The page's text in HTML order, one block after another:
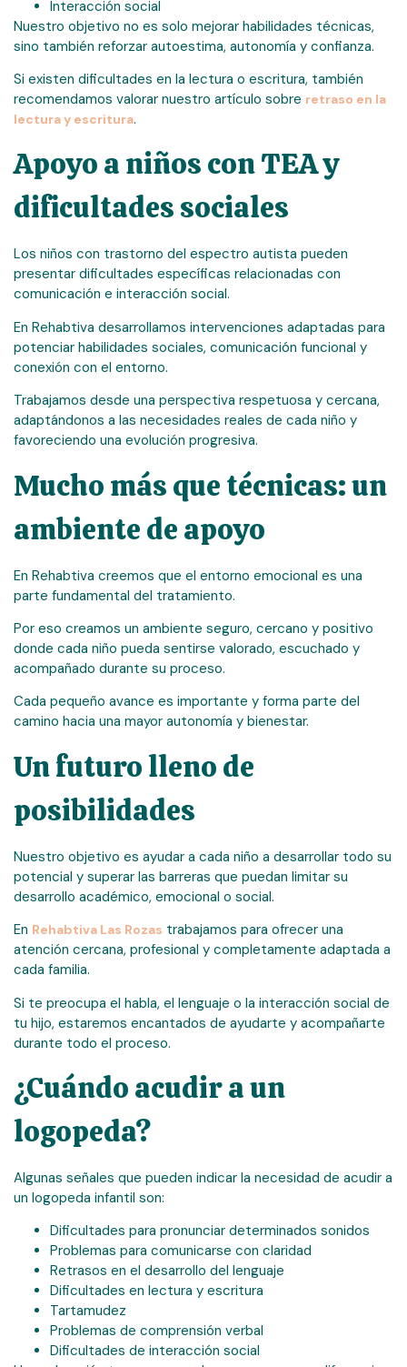
Interacción social
Nuestro objetivo no es solo mejorar habilidades técnicas,
sino también reforzar autoestima, autonomía y confianza.
Si existen dificultades en la lectura o escritura, también
recomendamos valorar nuestro artículo sobre retraso en la
lectura y escritura.
Apoyo a niños con TEA y
dificultades sociales
Los niños con trastorno del espectro autista pueden
presentar dificultades específicas relacionadas con
comunicación e interacción social.
En Rehabtiva desarrollamos intervenciones adaptadas para
potenciar habilidades sociales, comunicación funcional y
conexión con el entorno.
Trabajamos desde una perspectiva respetuosa y cercana,
adaptándonos a las necesidades reales de cada niño y
favoreciendo una evolución progresiva.
Mucho más que técnicas: un
ambiente de apoyo
En Rehabtiva creemos que el entorno emocional es una
parte fundamental del tratamiento.
Por eso creamos un ambiente seguro, cercano y positivo
donde cada niño pueda sentirse valorado, escuchado y
acompañado durante su proceso.
Cada pequeño avance es importante y forma parte del
camino hacia una mayor autonomía y bienestar.
Un futuro lleno de
posibilidades
Nuestro objetivo es ayudar a cada niño a desarrollar todo su
potencial y superar las barreras que puedan limitar su
desarrollo académico, emocional o social.
En Rehabtiva Las Rozas trabajamos para ofrecer una
atención cercana, profesional y completamente adaptada a
cada familia.
Si te preocupa el habla, el lenguaje o la interacción social de
tu hijo, estaremos encantados de ayudarte y acompañarte
durante todo el proceso.
¿Cuándo acudir a un
logopeda?
Algunas señales que pueden indicar la necesidad de acudir a
un logopeda infantil son:
Dificultades para pronunciar determinados sonidos
Problemas para comunicarse con claridad
Retrasos en el desarrollo del lenguaje
Dificultades en lectura y escritura
Tartamudez
Problemas de comprensión verbal
Dificultades de interacción social